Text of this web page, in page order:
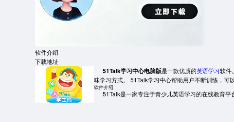
软件介绍
下载地址
51Talk学习中心电脑版是一款优质的英语学习软件
味学习方式。 51Talk学习中心帮助用户不断训练，可
软件介绍
51Talk是一家专注于青少儿英语学习的在线教育平